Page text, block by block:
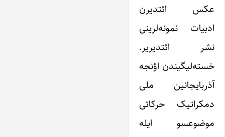
عکس ائتدیرن
ادبیات نمونه‌لرینی
نشر ائتدیریر.
خسته‌لیگیندن اؤنجه
آذربایجانین ملی
دمکراتیک حرکاتی
موضوعسو ایله